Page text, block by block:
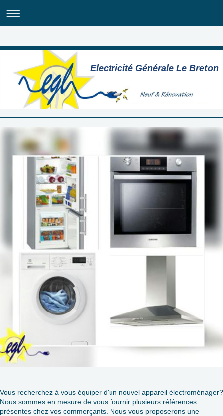
Electricité Générale Le Breton
Vous recherchez à vous équiper d'un nouvel appareil électroménager?
Nous sommes en mesure de vous fournir plusieurs références
présentes chez vos commerçants. Nous vous proposerons une